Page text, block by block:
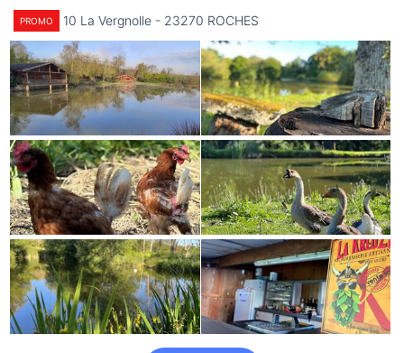
PROMO 10 La Vergnolle - 23270 ROCHES